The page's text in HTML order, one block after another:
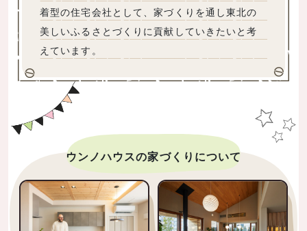
着型の住宅会社として、家づくりを通し東北の
美しいふるさとづくりに貢献していきたいと考
えています。
ウンノハウスの家づくりについて